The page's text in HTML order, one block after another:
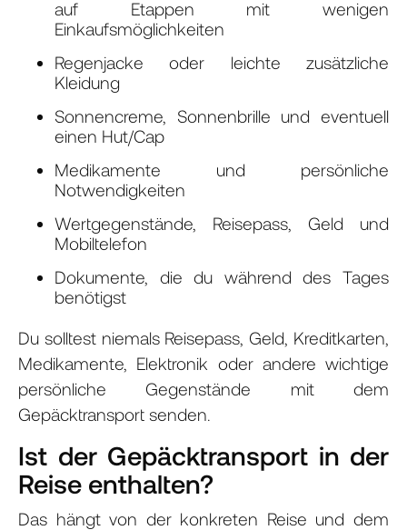
auf Etappen mit wenigen
Einkaufsmöglichkeiten
Regenjacke oder leichte zusätzliche
Kleidung
Sonnencreme, Sonnenbrille und eventuell
einen Hut/Cap
Medikamente und persönliche
Notwendigkeiten
Wertgegenstände, Reisepass, Geld und
Mobiltelefon
Dokumente, die du während des Tages
benötigst
Du solltest niemals Reisepass, Geld, Kreditkarten,
Medikamente, Elektronik oder andere wichtige
persönliche Gegenstände mit dem
Gepäcktransport senden.
Ist der Gepäcktransport in der
Reise enthalten?
Das hängt von der konkreten Reise und dem